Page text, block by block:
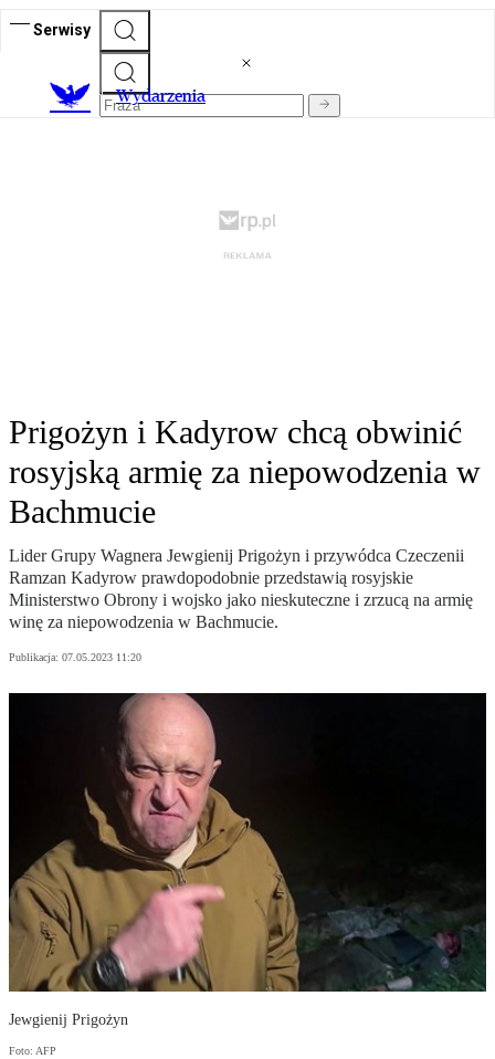
Serwisy
Wydarzenia
Prigożyn i Kadyrow chcą obwinić
rosyjską armię za niepowodzenia w
Bachmucie
Lider Grupy Wagnera Jewgienij Prigożyn i przywódca Czeczenii
Ramzan Kadyrow prawdopodobnie przedstawią rosyjskie
Ministerstwo Obrony i wojsko jako nieskuteczne i zrzucą na armię
winę za niepowodzenia w Bachmucie.
Publikacja: 07.05.2023 11:20
Jewgienij Prigożyn
Foto: AFP